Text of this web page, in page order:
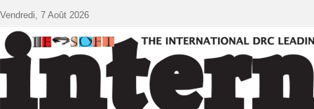
Vendredi, 7 Août 2026